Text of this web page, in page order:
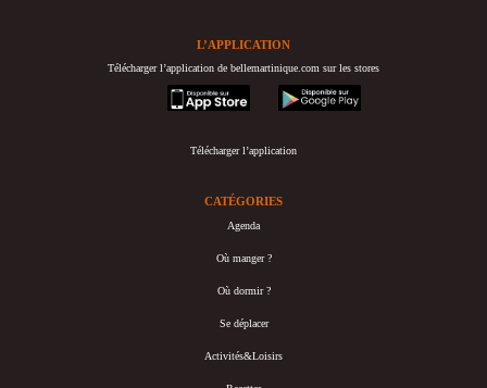
L’APPLICATION
Télécharger l’application de bellemartinique.com sur les stores
appstore
googleplay
Télécharger l’application
CATÉGORIES
Agenda
Où manger ?
Où dormir ?
Se déplacer
Activités&Loisirs